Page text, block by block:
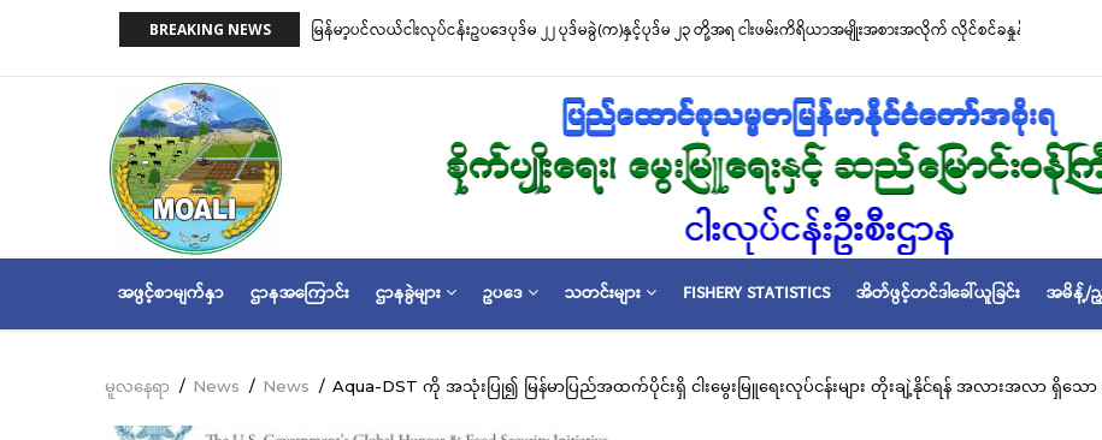
BREAKING NEWS
မြန်မာ့ပင်လယ်ငါးလုပ်ငန်းဥပဒေပုဒ်မ ၂၂ ပုဒ်မခွဲ(က)နှင့်ပုဒ်မ ၂၃ တို့အရ ငါးဖမ်းကိရိယာအမျိုးအစားအလိုက် လိုင်စင်ခနှုန်းထားများကို အောက်ပါ
င
MAIN
NAVIGATION
အဖွင့်စာမျက်နှာ ဌာနအကြောင်း ဌာနခွဲများ ဥပဒေ သတင်းများ FISHERY STATISTICS အိတ်ဖွင့်တင်ဒါခေါ်ယူခြင်း အမိန့်/ညွှ
Breadcrumb
မူလနေရာ / News / News / Aqua-DST ကို အသုံးပြု၍ မြန်မာပြည်အထက်ပိုင်းရှိ ငါးမွေးမြူရေးလုပ်ငန်းများ တိုးချဲ့နိုင်ရန် အလားအလာ ရှိသော န